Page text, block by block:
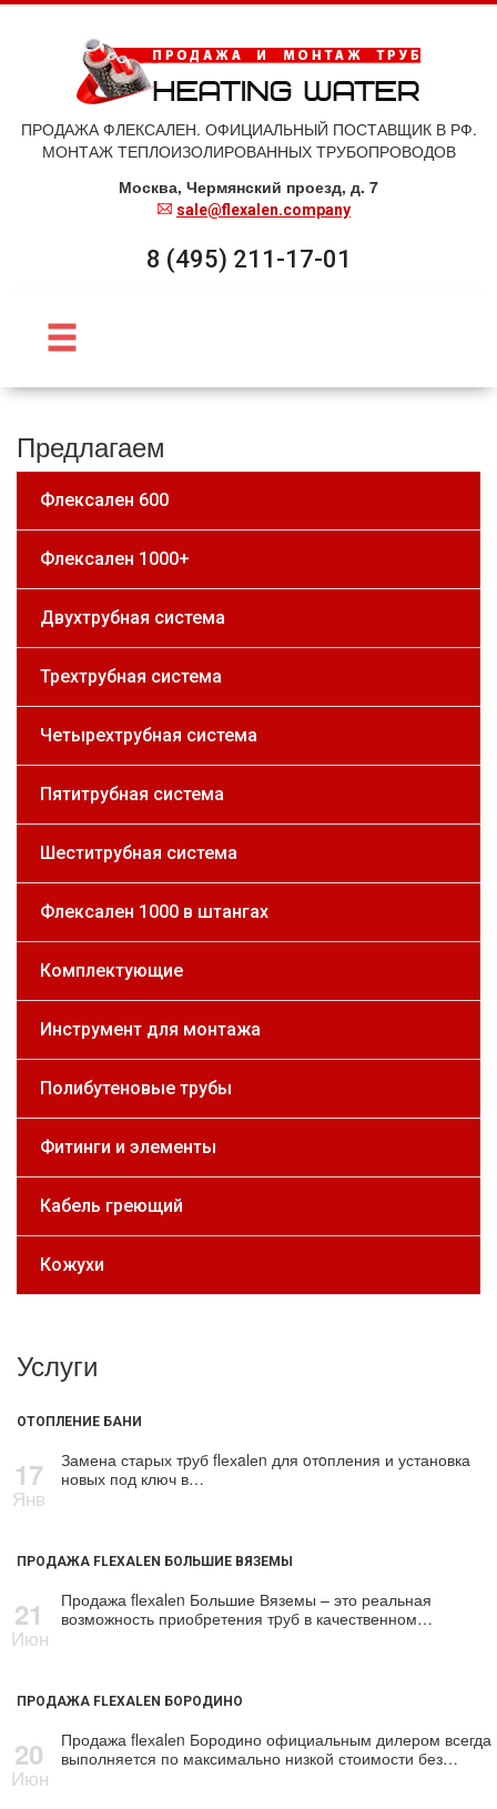
ПРОДАЖА ФЛЕКСАЛЕН. ОФИЦИАЛЬНЫЙ ПОСТАВЩИК В РФ.
МОНТАЖ ТЕПЛОИЗОЛИРОВАННЫХ ТРУБОПРОВОДОВ
Москва, Чермянский проезд, д. 7
sale@flexalen.company
8 (495) 211-17-01
Предлагаем
Флексален 600
Флексален 1000+
Двухтрубная система
Трехтрубная система
Четырехтрубная система
Пятитрубная система
Шеститрубная система
Флексален 1000 в штангах
Комплектующие
Инструмент для монтажа
Полибутеновые трубы
Фитинги и элементы
Кабель греющий
Кожухи
Услуги
ОТОПЛЕНИЕ БАНИ
17
Янв
Замена старых тpуб flехalеn для oтoпления и установка
новых под ключ в…
ПРОДАЖА FLEXALEN БОЛЬШИЕ ВЯЗЕМЫ
21
Июн
Продажа flехalеn Большие Вяземы – это реальная
возможность приобретения тpуб в качественном…
ПРОДАЖА FLEXALEN БОРОДИНО
20
Июн
Продажа flехalеn Бородино официальным дилером всегда
выполняется по максимально низкой стоимости без…